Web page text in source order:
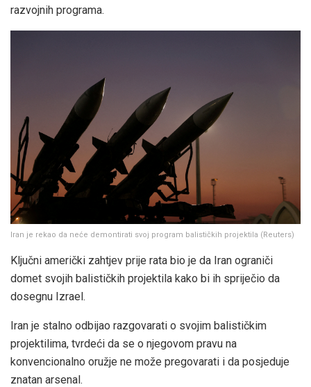
razvojnih programa.
Iran je rekao da neće demontirati svoj program balističkih projektila (Reuters)
Ključni američki zahtjev prije rata bio je da Iran ograniči
domet svojih balističkih projektila kako bi ih spriječio da
dosegnu Izrael.
Iran je stalno odbijao razgovarati o svojim balističkim
projektilima, tvrdeći da se o njegovom pravu na
konvencionalno oružje ne može pregovarati i da posjeduje
znatan arsenal.